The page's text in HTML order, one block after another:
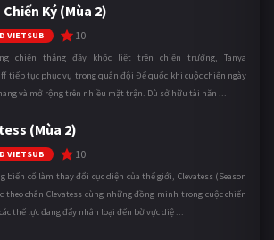
Ký (Mùa 2)
VIETSUB 10
chiến thắng đầy khốc liệt trên chiến trường, Tanya
tiếp tục phục vụ trong quân đội Đế quốc khi cuộc chiến ngày
và mở rộng trên nhiều mặt trận. Dù sở hữu tài năn ...
(Mùa 2)
VIETSUB 10
biến cố làm thay đổi cục diện của thế giới, Clevatess (Season
theo chân Clevatess cùng những đồng minh trong cuộc chiến
thế lực đang đẩy nhân loại đến bờ vực diệ ...